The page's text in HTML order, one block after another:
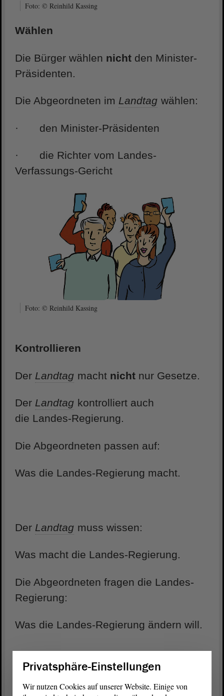
Foto: © Reinhild Kassing
Wählen
Die Bürger wählen nicht den Minister-
Präsidenten.
Die Abgeordneten im Landtag wählen:
· den Minister-Präsidenten
· die Richter vom Landes-
Verfassungs-Gericht
Foto: © Reinhild Kassing
Kontrollieren
Der Landtag macht nicht nur Gesetze.
Der Landtag kontrolliert auch
die Landes-Regierung.
Die Abgeordneten passen auf:
Was die Landes-Regierung macht.
Der Landtag muss wissen:
Was macht die Landes-Regierung.
Die Abgeordneten fragen die Landes-
Regierung:
Was die Landes-Regierung ändern will.
Privatsphäre-Einstellungen
Wir nutzen Cookies auf unserer Website. Einige von